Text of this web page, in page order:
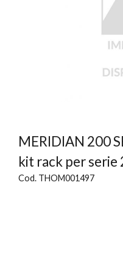
MERIDIAN 200
kit rack per serie
Cod. THOM001497